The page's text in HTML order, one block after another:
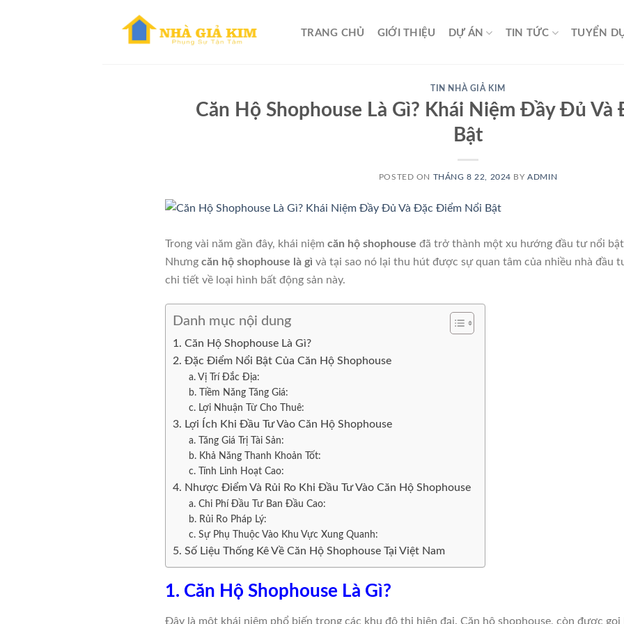
TRANG CHỦ GIỚI THIỆU DỰ ÁN TIN TỨC TUYỂN
TIN NHÀ GIẢ KIM
Căn Hộ Shophouse Là Gì? Khái Niệm Đầy Đủ
Bật
POSTED ON THÁNG 8 22, 2024 BYADMIN
Trong vài năm gần đây, khái niệm căn hộ shophouse đã trở thành một xu hướng đầu tư nổi
Nhưng căn hộ shophouse là gì và tại sao nó lại thu hút được sự quan tâm của nhiều nhà đầu
chi tiết về loại hình bất động sản này.
Danh mục nội dung
1. Căn Hộ Shophouse Là Gì?
2. Đặc Điểm Nổi Bật Của Căn Hộ Shophouse
a. Vị Trí Đắc Địa:
b. Tiềm Năng Tăng Giá:
c. Lợi Nhuận Từ Cho Thuê:
3. Lợi Ích Khi Đầu Tư Vào Căn Hộ Shophouse
a. Tăng Giá Trị Tài Sản:
b. Khả Năng Thanh Khoản Tốt:
c. Tính Linh Hoạt Cao:
4. Nhược Điểm Và Rủi Ro Khi Đầu Tư Vào Căn Hộ Shophouse
a. Chi Phí Đầu Tư Ban Đầu Cao:
b. Rủi Ro Pháp Lý:
c. Sự Phụ Thuộc Vào Khu Vực Xung Quanh:
5. Số Liệu Thống Kê Về Căn Hộ Shophouse Tại Việt Nam
1. Căn Hộ Shophouse Là Gì?
Đây là một khái niệm phổ biến trong các khu đô thị hiện đại. Căn hộ shophouse, còn được